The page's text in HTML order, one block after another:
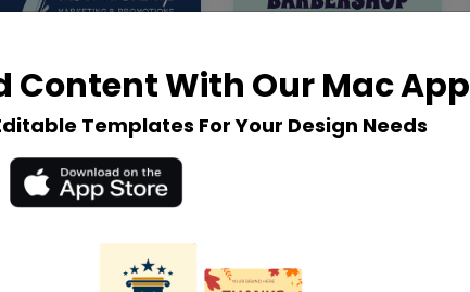
Content With Our Mac App
Templates For Your Design Needs